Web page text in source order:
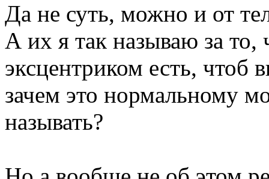
Да не суть, можно и от
А их я так называю за то,
эксцентриком есть, чтоб
зачем это нормальному
называть?